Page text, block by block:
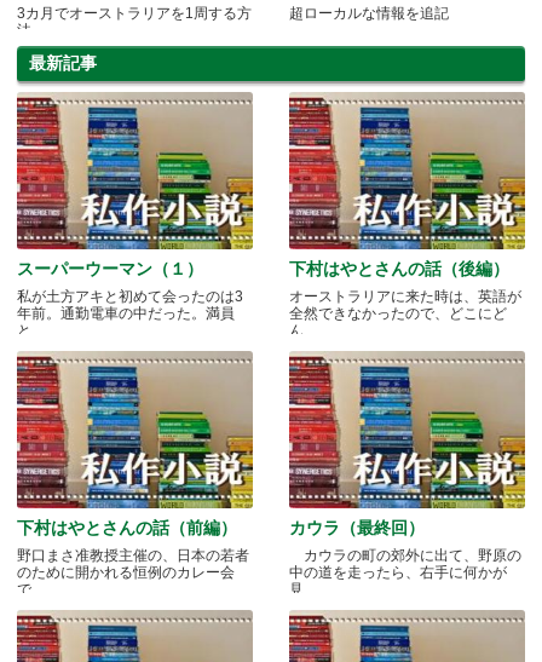
3カ月でオーストラリアを1周する方
法
超ローカルな情報を追記
最新記事
スーパーウーマン（１）
私が土方アキと初めて会ったのは3
年前。通勤電車の中だった。満員
と.....
下村はやとさんの話（後編）
オーストラリアに来た時は、英語が
全然できなかったので、どこにど
ん.....
下村はやとさんの話（前編）
野口まさ准教授主催の、日本の若者
のために開かれる恒例のカレー会
で.....
カウラ（最終回）
カウラの町の郊外に出て、野原の
中の道を走ったら、右手に何かが
見.....